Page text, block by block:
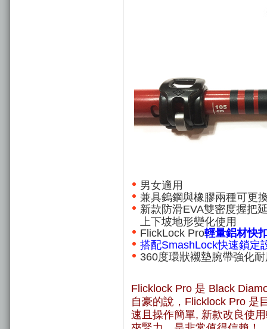
男女適用
兼具鎢鋼與橡膠兩種可更
新款防滑EVA雙密度握把
上下坡地形變化使用
FlickLock Pro輕量鋁材快
搭配SmashLock快速鎖定
360度環狀襯墊腕帶強化
Flicklock Pro 是 Black
自豪的說，Flicklock Pro 是
速且操作簡單, 新款改良使用